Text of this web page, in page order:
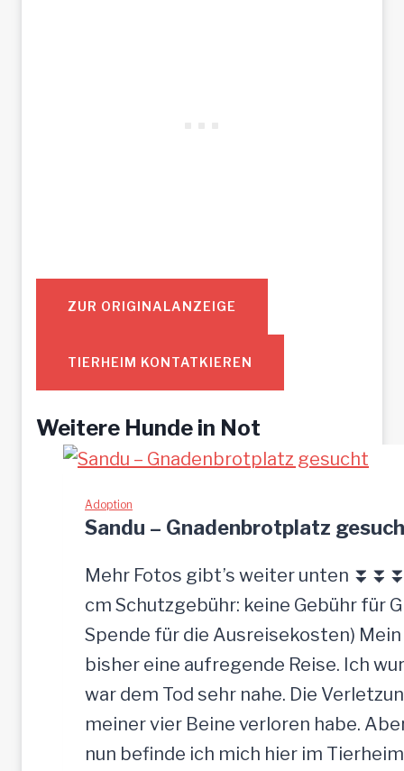
ZUR ORIGINALANZEIGE
TIERHEIM KONTATKIEREN
Weitere Hunde in Not
Adoption
Sandu – Gnadenbrotplatz
Mehr Fotos gibt’s weiter unten
cm Schutzgebühr: keine Gebühr für
Spende für die Ausreisekosten)
bisher eine aufregende Reise. Ich
war dem Tod sehr nahe. Die
meiner vier Beine verloren habe.
nun befinde ich mich hier im